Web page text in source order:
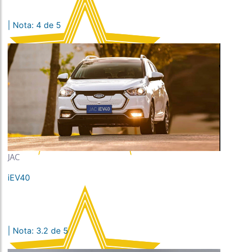
| Nota: 4 de 5
JAC
iEV40
| Nota: 3.2 de 5